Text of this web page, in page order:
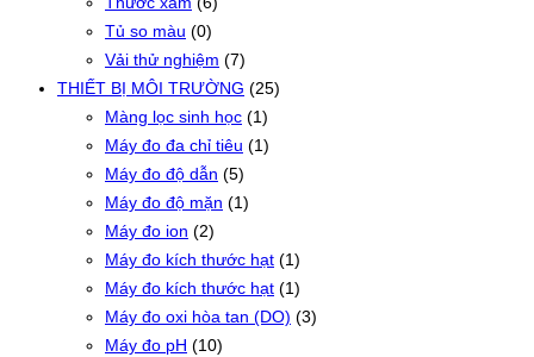
Tủ so màu (0)
Vải thử nghiệm (7)
THIẾT BỊ MÔI TRƯỜNG (25)
Màng lọc sinh học (1)
Máy đo đa chỉ tiêu (1)
Máy đo độ dẫn (5)
Máy đo độ mặn (1)
Máy đo ion (2)
Máy đo kích thước hạt (1)
Máy đo kích thước hạt (1)
Máy đo oxi hòa tan (DO) (3)
Máy đo pH (10)